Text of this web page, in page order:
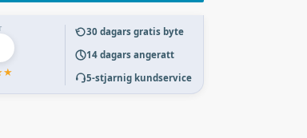
★
30 dagars gratis byte
14 dagars angeratt
5-stjarnig kundservice